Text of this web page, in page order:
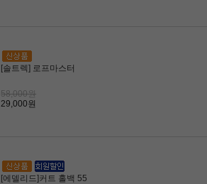
[솔트렉] 로프마스터
58,000원
29,000원
[에델리드]커트 홀백 55